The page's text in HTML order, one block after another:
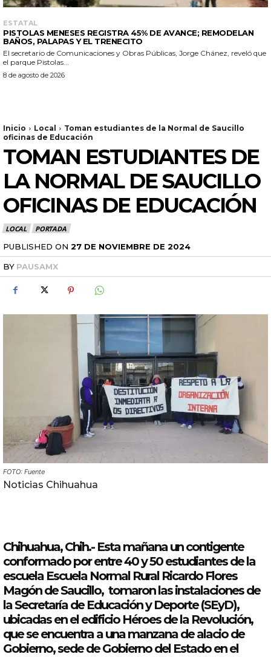
ESTATAL
PISTOLAS MENESES REGISTRA 45% DE AVANCE; REMODELAN
BAÑOS, PALAPAS Y EL TRENECITO
El secretario de Comunicaciones y Obras Públicas, Jorge Chánez, reveló que
el parque Pistolas...
8 de agosto de 2026